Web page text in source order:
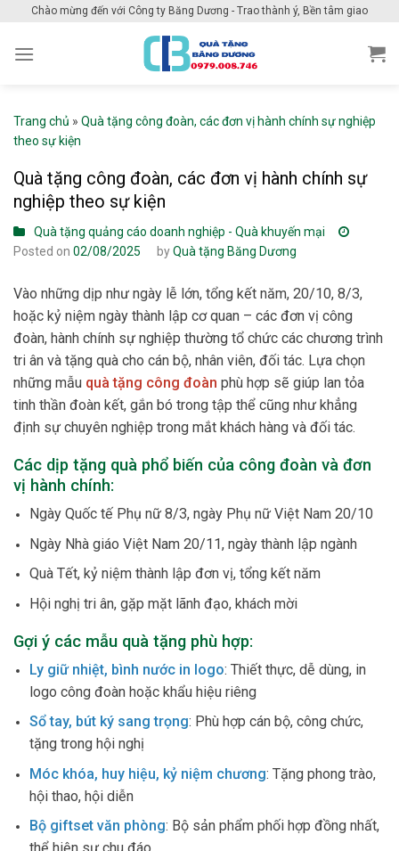
content
Chào mừng đến với Công ty Băng Dương - Trao thành ý, Bền tâm giao
Trang chủ » Quà tặng công đoàn, các đơn vị hành chính sự nghiệp
theo sự kiện
Quà tặng công đoàn, các đơn vị hành chính sự
nghiệp theo sự kiện
Quà tặng quảng cáo doanh nghiệp - Quà khuyến mại
Posted on 02/08/2025 byQuà tặng Băng Dương
Vào những dịp như ngày lễ lớn, tổng kết năm, 20/10, 8/3,
hoặc kỷ niệm ngày thành lập cơ quan – các đơn vị công
đoàn, hành chính sự nghiệp thường tổ chức các chương trình
tri ân và tặng quà cho cán bộ, nhân viên, đối tác. Lựa chọn
những mẫu quà tặng công đoàn phù hợp sẽ giúp lan tỏa
tinh thần đoàn kết, gắn bó trong tập thể cũng như khẳng
định sự chuyên nghiệp trong mắt khách hàng và đối tác.
Các dịp tặng quà phổ biến của công đoàn và đơn
vị hành chính:
Ngày Quốc tế Phụ nữ 8/3, ngày Phụ nữ Việt Nam 20/10
Ngày Nhà giáo Việt Nam 20/11, ngày thành lập ngành
Quà Tết, kỷ niệm thành lập đơn vị, tổng kết năm
Hội nghị tri ân, gặp mặt lãnh đạo, khách mời
Gợi ý các mẫu quà tặng phù hợp:
Ly giữ nhiệt, bình nước in logo: Thiết thực, dễ dùng, in
logo công đoàn hoặc khẩu hiệu riêng
Sổ tay, bút ký sang trọng: Phù hợp cán bộ, công chức,
tặng trong hội nghị
Móc khóa, huy hiệu, kỷ niệm chương: Tặng phong trào,
hội thao, hội diễn
Bộ giftset văn phòng: Bộ sản phẩm phối hợp đồng nhất,